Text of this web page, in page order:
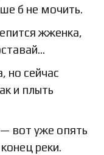
б не мочить.
жженка,
но сейчас
и плыть
вот уже опять
реки.